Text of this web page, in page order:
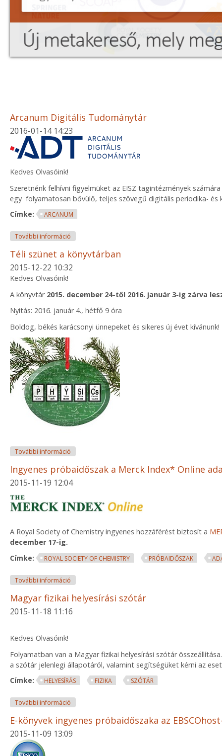
Arcanum Digitális Tudománytár
2016-01-14 14:23
Kedves Olvasóink!
Szeretnénk felhívni figyelmüket az EISZ tagintézmények
egy folyamatosan bővülő, teljes szövegű digitális periodika- és
Címke:
ARCANUM
További információ
Téli szünet a könyvtárban
2015-12-22 10:32
Kedves Olvasóink!
A könyvtár 2015. december 24-től 2016. január 3-ig zárva
Nyitás: 2016. január 4., hétfő 9 óra
Boldog, békés karácsonyi ünnepeket és sikeres új évet kívánunk!
További információ
Ingyenes próbaidőszak a Merck Index* Online
2015-11-19 12:04
A Royal Society of Chemistry ingyenes hozzáférést biztosít a
december 17-ig.
Címke:
ROYAL SOCIETY OF CHEMISTRY PRÓBAIDŐSZAK
További információ
Magyar fizikai helyesírási szótár
2015-11-18 11:16
Kedves Olvasóink!
Folyamatban van a Magyar fizikai helyesírási szótár
a szótár jelenlegi állapotáról, valamint segítségüket kérni az
Címke:
HELYESÍRÁS FIZIKA SZÓTÁR
További információ
E-könyvek ingyenes próbaidőszaka az
2015-11-09 13:09